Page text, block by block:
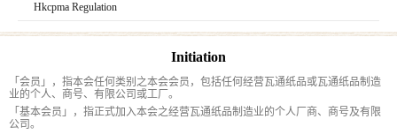
Hkcpma Regulation
Initiation
「会员」，指本会任何类别之本会会员，包括任何经营瓦通纸品或瓦通纸品制造
业的个人、商号、有限公司或工厂。
「基本会员」，指正式加入本会之经营瓦通纸品制造业的个人厂商、商号及有限
公司。